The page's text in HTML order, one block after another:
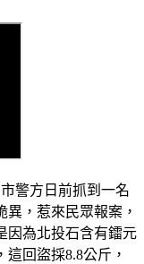
警方日前抓到一名
異，惹來民眾報案，
為北投石含有鐳元